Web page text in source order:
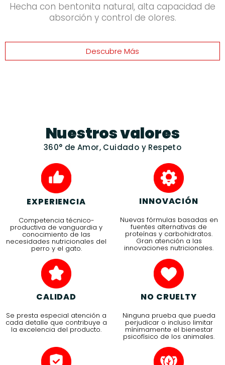
Hecha con bentonita natural, alta capacidad de
absorción y control de olores.
Descubre Más
Nuestros valores
360° de Amor, Cuidado y Respeto
EXPERIENCIA
Competencia técnico-
productiva de vanguardia y
conocimiento de las
necesidades nutricionales del
perro y el gato.
INNOVACIÓN
Nuevas fórmulas basadas en
fuentes alternativas de
proteínas y carbohidratos.
Gran atención a las
innovaciones nutricionales.
CALIDAD
Se presta especial atención a
cada detalle que contribuye a
la excelencia del producto.
NO CRUELTY
Ninguna prueba que pueda
perjudicar o incluso limitar
mínimamente el bienestar
psicofísico de los animales.